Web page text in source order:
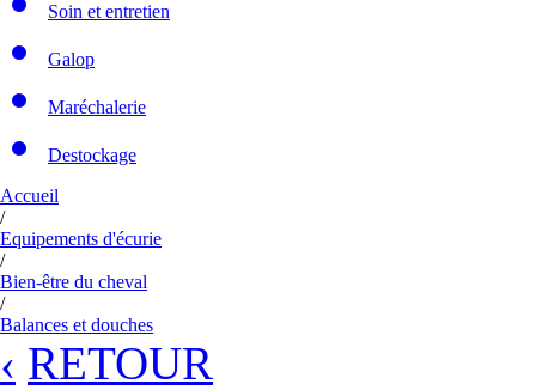
Soin et entretien
Galop
Maréchalerie
Destockage
Accueil
/
Equipements d'écurie
/
Bien-être du cheval
/
Balances et douches
‹ RETOUR